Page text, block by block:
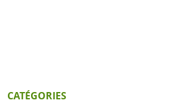
CATÉGORIES